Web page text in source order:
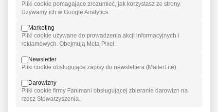
Zapisz się na szkolenie
(napisz wiadomość dostowarzyszenie@nasz-bocian.pl
Pliki cookie pomagające zrozumieć, jak korzystasz ze strony.
Używamy ich w Google Analytics.
Marketing
Pliki cookie używane do prowadzenia akcji informacyjnych i
reklamowych. Obejmują Meta Pixel.
Newsletter
Pliki cookie obsługujące zapisy do newslettera (MailerLite).
Darowizny
Pliki cookie firmy Fanimani obsługującej zbieranie darowizn na
rzecz Stowarzyszenia.